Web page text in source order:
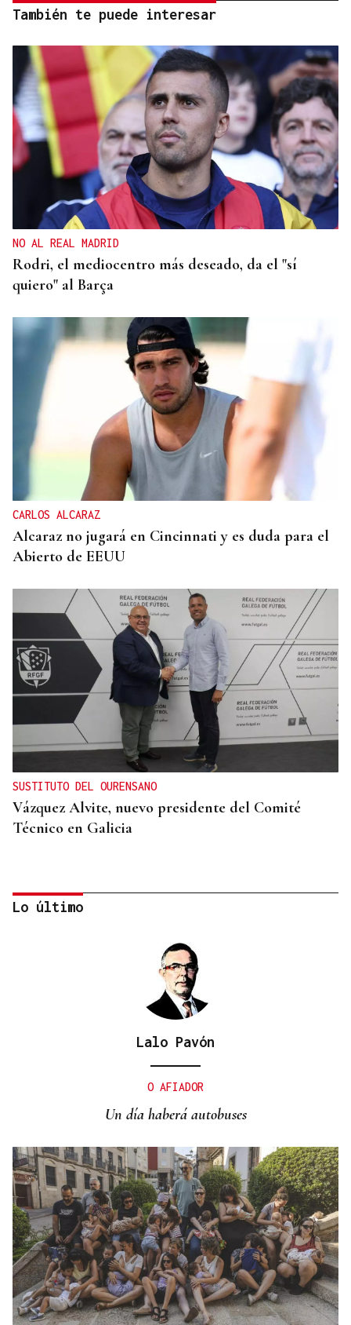
También te puede interesar
NO AL REAL MADRID
Rodri, el mediocentro más deseado, da el "sí
quiero" al Barça
CARLOS ALCARAZ
Alcaraz no jugará en Cincinnati y es duda para el
Abierto de EEUU
SUSTITUTO DEL OURENSANO
Vázquez Alvite, nuevo presidente del Comité
Técnico en Galicia
Santi Aldama, jugador de la NBA, visita Ourense
Lo último
Lalo Pavón
O AFIADOR
Un día haberá autobuses